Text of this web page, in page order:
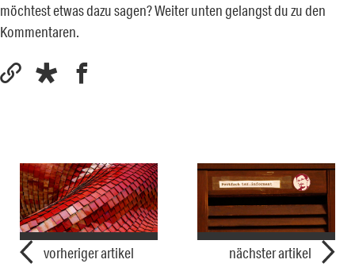
möchtest etwas dazu sagen? Weiter unten gelangst du zu den
Kommentaren.
vorheriger artikel nächster artikel